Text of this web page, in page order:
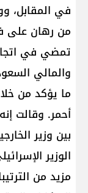
في المقابل،
من رهان على
تمضي في
والمالي
ما يؤكد من
أحمر. وقالت
بين وزير
الوزير
مزيد من